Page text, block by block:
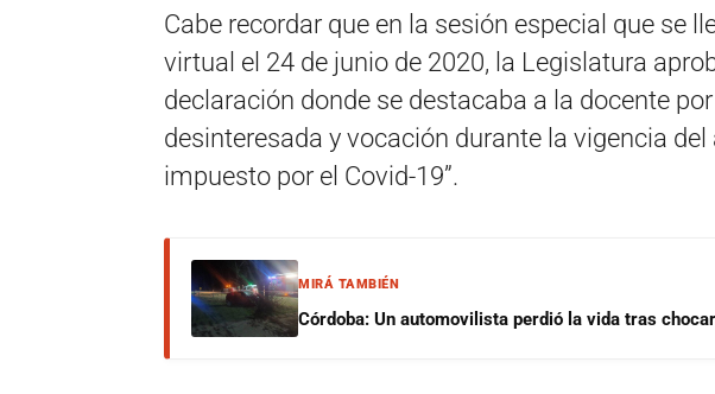
Cabe recordar que en la sesión especial que se
virtual el 24 de junio de 2020, la Legislatura
declaración donde se destacaba a la docente por
desinteresada y vocación durante la vigencia
impuesto por el Covid-19”.
MIRÁ TAMBIÉN
Córdoba: Un automovilista perdió la vida tras